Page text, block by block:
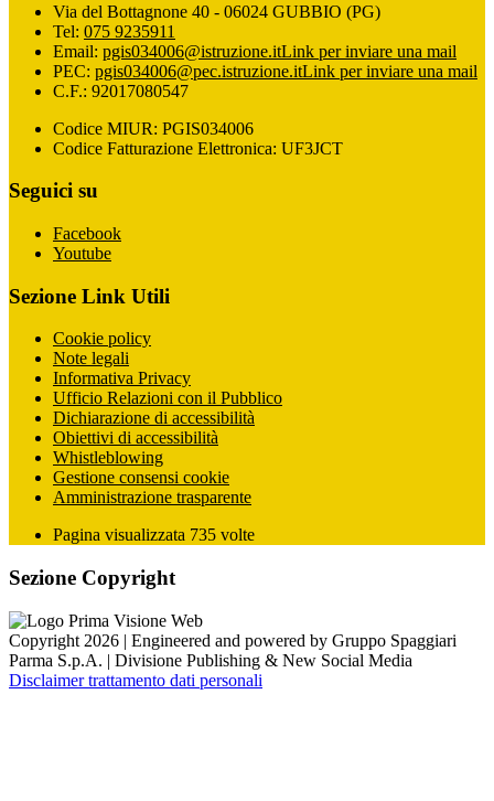
Via del Bottagnone 40 - 06024 GUBBIO (PG)
Tel: 075 9235911
Email: pgis034006@istruzione.itLink per inviare una mail
PEC: pgis034006@pec.istruzione.itLink per inviare una mail
C.F.: 92017080547
Codice MIUR: PGIS034006
Codice Fatturazione Elettronica: UF3JCT
Seguici su
Facebook
Youtube
Sezione Link Utili
Cookie policy
Note legali
Informativa Privacy
Ufficio Relazioni con il Pubblico
Dichiarazione di accessibilità
Obiettivi di accessibilità
Whistleblowing
Gestione consensi cookie
Amministrazione trasparente
Pagina visualizzata 735 volte
Sezione Copyright
Copyright 2026 | Engineered and powered by Gruppo Spaggiari
Parma S.p.A. | Divisione Publishing & New Social Media
Disclaimer trattamento dati personali